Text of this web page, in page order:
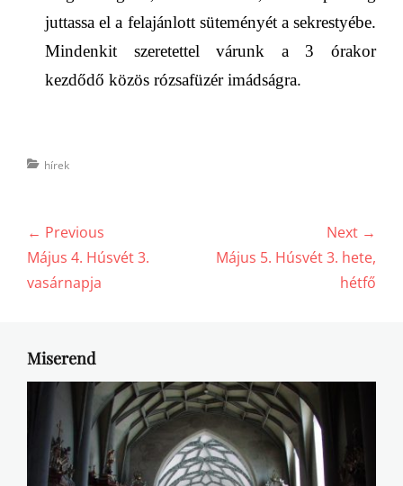
juttassa el a felajánlott süteményét a sekrestyébe.
Mindenkit szeretettel várunk a 3 órakor
kezdődő közös rózsafüzér imádságra.
Categories
hírek
Bejegyzés
navigáció
← Previous
Previous
post:
Május 4. Húsvét 3.
vasárnapja
Next →
Next
Május 5. Húsvét 3. hete,
hétfő
Miserend